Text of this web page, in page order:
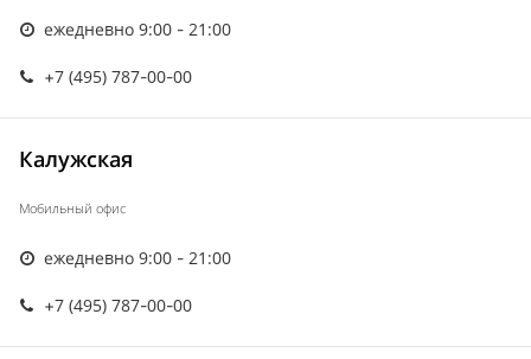
ежедневно 9:00 - 21:00
+7 (495) 787-00-00
Калужская
Мобильный офис
ежедневно 9:00 - 21:00
+7 (495) 787-00-00